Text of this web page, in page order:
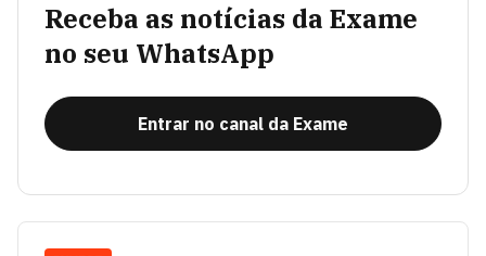
Receba as notícias da Exame
no seu WhatsApp
Entrar no canal da Exame